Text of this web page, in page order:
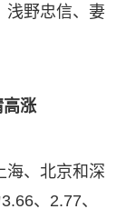
浅野忠信、妻
高涨
海、北京和深
、2.77、